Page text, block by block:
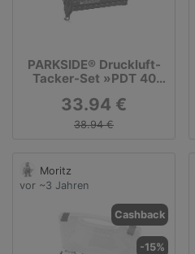
PARKSIDE® Druckluft-
Tacker-Set »PDT 40
Einschlagtiefe
33.94 €
38.94 €
Moritz
vor ~3 Jahren
Cashback
-15%